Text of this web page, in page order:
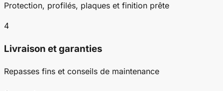
Protection, profilés, plaques et finition prête
4
Livraison et garanties
Repasses fins et conseils de maintenance